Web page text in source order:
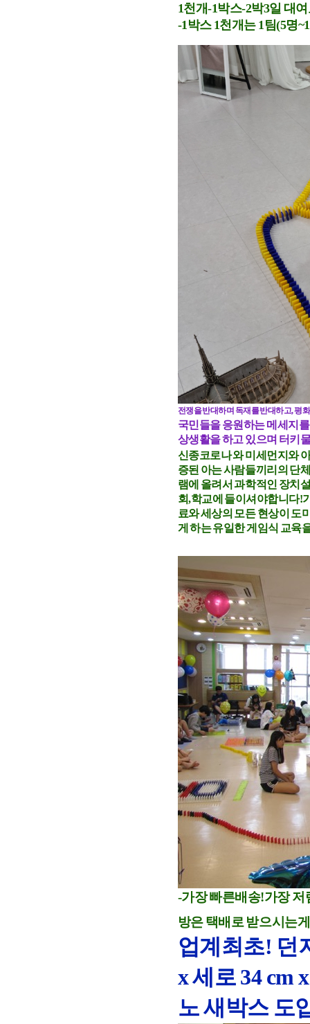
1천개-1박스-2박3일 대
-1박스 1천개는 1팀(5명
전쟁을 반대하며 독재를 반대하고, 평
국민들을 응원하는 메세지
상생활을 하고 있으며 터키
신종코로나 와 미세먼지와
증된 아는 사람들끼리의 단
램에 올려서 과학적인 장치
회,학교에 들이셔야합니다!
료와 세상의 모든 현상이 도
게 하는 유일한 게임식 교육
-가장 빠른배송!가장 저
방은 택배로 받으시는
업계최초! 던
x 세로 34 cm
노 새박스 도